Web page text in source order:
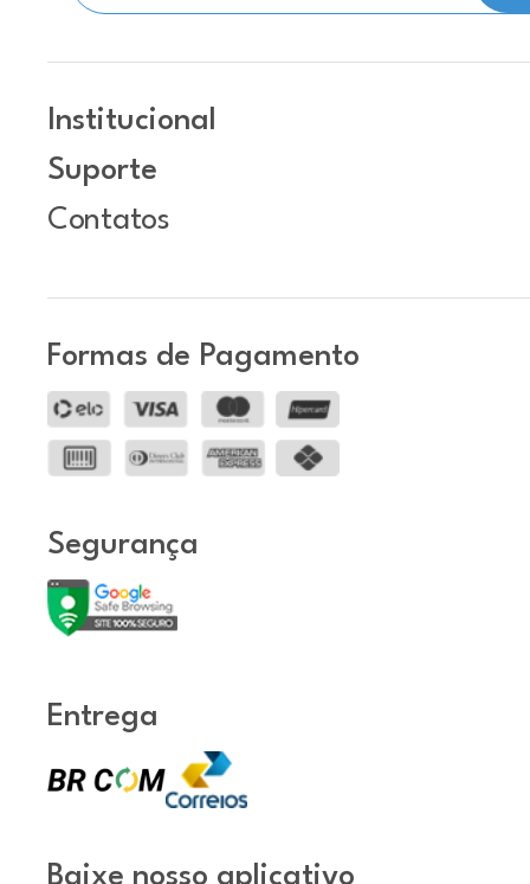
Institucional
Suporte
Contatos
Formas de Pagamento
Segurança
Entrega
Baixe nosso aplicativo